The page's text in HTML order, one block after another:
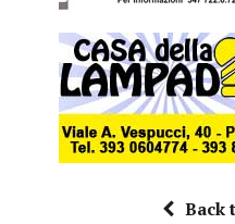
Back